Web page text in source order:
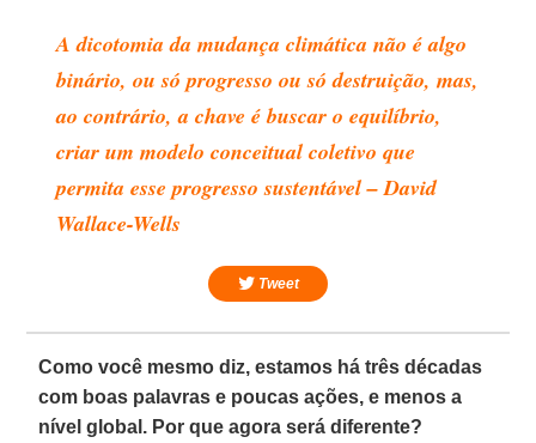
A dicotomia da mudança climática não é algo
binário, ou só progresso ou só destruição, mas,
ao contrário, a chave é buscar o equilíbrio,
criar um modelo conceitual coletivo que
permita esse progresso sustentável – David
Wallace-Wells
Tweet
Como você mesmo diz, estamos há três décadas
com boas palavras e poucas ações, e menos a
nível global. Por que agora será diferente?